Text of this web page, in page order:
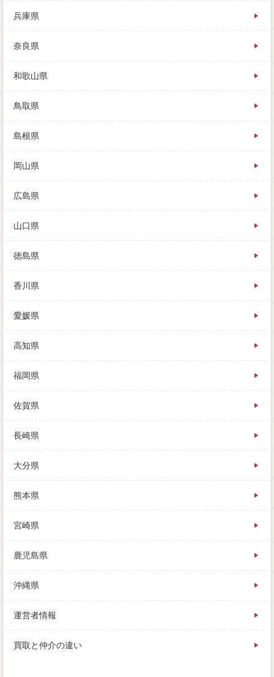
兵庫県
奈良県
和歌山県
鳥取県
島根県
岡山県
広島県
山口県
徳島県
香川県
愛媛県
高知県
福岡県
佐賀県
長崎県
大分県
熊本県
宮崎県
鹿児島県
沖縄県
運営者情報
買取と仲介の違い